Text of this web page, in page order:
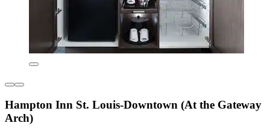
Hampton Inn St. Louis-Downtown (At the Gateway
Arch)